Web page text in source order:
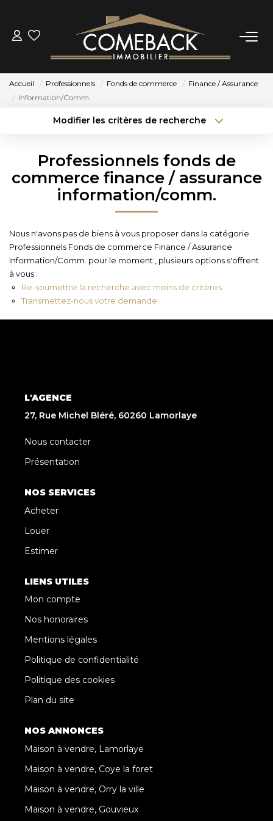
ACHETER
NOTRE AGENCE
BIENS VENDUS
CONTACT
Accueil Professionnels Fonds de commerce
Finance / Assurance
Information/Comm.
Modifier les critères de recherche
Type de bien
Surface min
Budget max Plus de critères
Créer une alerte
Professionnels fonds de
commerce finance / assurance
information/comm.
Nous n'avons pas de biens à vous proposer dans la catégorie
Professionnels Fonds de commerce Finance / Assurance
Information/Comm. pour le moment , plusieurs options s'offrent
à vous :
Re-soumettre la recherche avec moins de critères.
Transmettez-nous votre demande
L'AGENCE
27, Rue Michel Bléré, 60260 Lamorlaye
Nous contacter
Présentation
NOS SERVICES
Acheter
Louer
Estimer
LIENS UTILES
Mon compte
Nos honoraires
Mentions légales
Politique de confidentialité
Politique des cookies
Plan du site
NOS ANNONCES
Maison à vendre, Lamorlaye
Maison à vendre, Coye la foret
Maison à vendre, Orry la ville
Maison à vendre, Gouvieux